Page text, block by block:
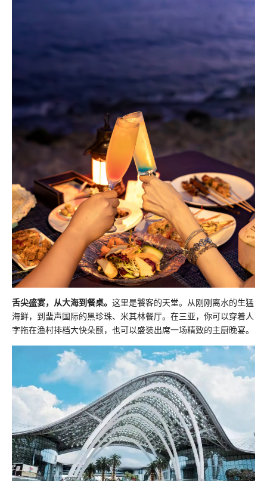
舌尖盛宴，从大海到餐桌。 这里是饕客的天堂。从刚刚离水的生猛
海鲜，到蜚声国际的黑珍珠、米其林餐厅。在三亚，你可以穿着人
字拖在渔村排档大快朵颐，也可以盛装出席一场精致的主厨晚宴。